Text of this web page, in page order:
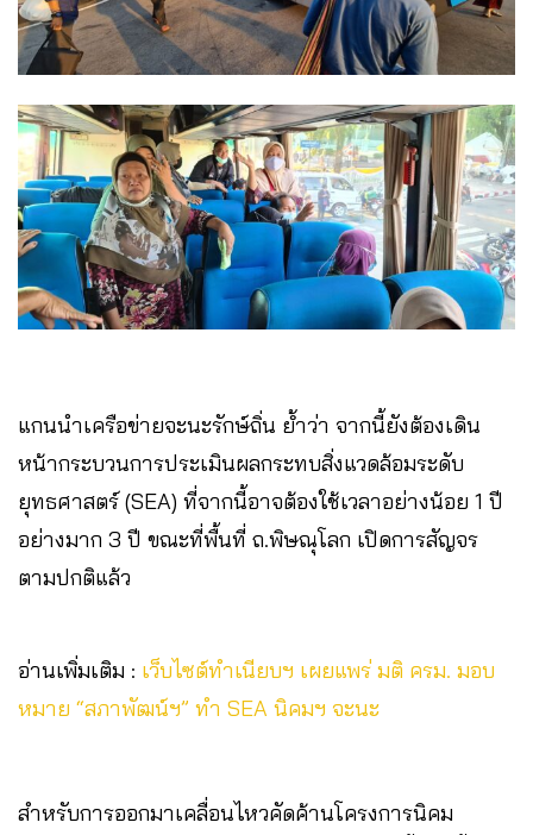
แกนนำเครือข่ายจะนะรักษ์ถิ่น ย้ำว่า จากนี้ยังต้องเดิน
หน้ากระบวนการประเมินผลกระทบสิ่งแวดล้อมระดับ
ยุทธศาสตร์ (SEA) ที่จากนี้อาจต้องใช้เวลาอย่างน้อย 1 ปี
อย่างมาก 3 ปี ขณะที่พื้นที่ ถ.พิษณุโลก เปิดการสัญจร
ตามปกติแล้ว
อ่านเพิ่มเติม : เว็บไซต์ทำเนียบฯ เผยแพร่ มติ ครม. มอบ
หมาย “สภาพัฒน์ฯ” ทำ SEA นิคมฯ จะนะ
สำหรับการออกมาเคลื่อนไหวคัดค้านโครงการนิคม